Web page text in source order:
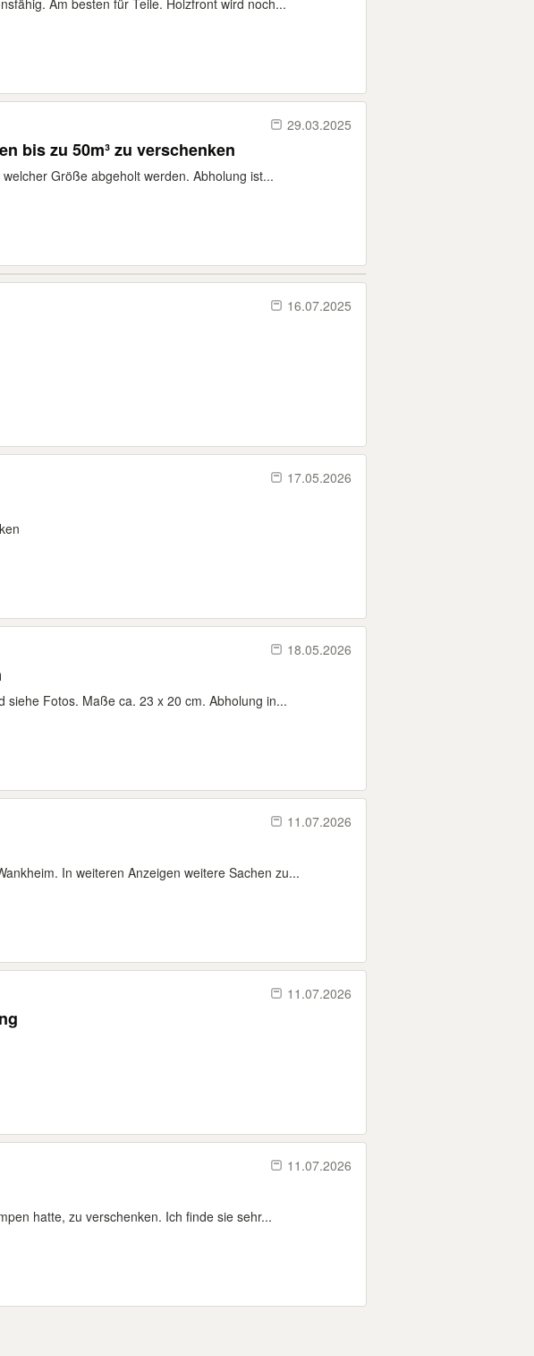
Am besten für Teile. Holzfront wird noch...
29.03.2025
bis zu 50m³ zu verschenken
Größe abgeholt werden. Abholung ist...
16.07.2025
17.05.2026
18.05.2026
siehe Fotos. Maße ca. 23 x 20 cm. Abholung in...
11.07.2026
In weiteren Anzeigen weitere Sachen zu...
11.07.2026
11.07.2026
hatte, zu verschenken. Ich finde sie sehr...